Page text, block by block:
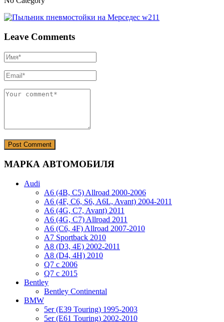
Leave Comments
МАРКА АВТОМОБИЛЯ
Audi
A6 (4B, C5) Allroad 2000-2006
A6 (4F, C6, S6, A6L, Avant) 2004-2011
A6 (4G, C7, Avant) 2011
A6 (4G, C7) Allroad 2011
A6 (C6, 4F) Allroad 2007-2010
A7 Sportback 2010
A8 (D3, 4E) 2002-2011
A8 (D4, 4H) 2010
Q7 с 2006
Q7 с 2015
Bentley
Bentley Continental
BMW
5er (E39 Touring) 1995-2003
5er (E61 Touring) 2002-2010